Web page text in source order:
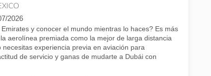
2026
y conocer el mundo mientras lo haces? Es más
aerolínea premiada como la mejor de larga distancia
experiencia previa en aviación para
de servicio y ganas de mudarte a Dubái con